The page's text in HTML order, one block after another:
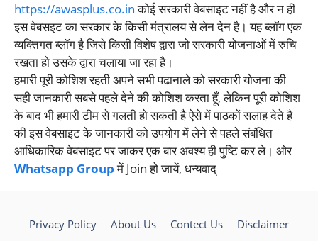
https://awasplus.co.inकोई सरकारी वेबसाइट नहीं है और न ही
इस वेबसइट का सरकार के किसी मंत्रालय से लेन देन है। यह ब्लॉग एक
व्यक्तिगत ब्लॉग है जिसे किसी विशेष द्वारा जो सरकारी योजनाओं में रुचि
रखता हो उसके द्वारा चलाया जा रहा है।
हमारी पूरी कोशिश रहती अपने सभी पढानाले को सरकारी योजना की
सही जानकारी सबसे पहले देने की कोशिश करता हूँ, लेकिन पूरी कोशिश
के बाद भी हमारी टीम से गलती हो सकती है ऐसे में पाठकों सलाह देते है
की इस वेबसाइट के जानकारी को उपयोग में लेने से पहले संबंधित
आधिकारिक वेबसाइट पर जाकर एक बार अवश्य ही पुष्टि कर ले। ओर
Whatsapp Groupमें Join हो जायें, धन्यवाद्
Privacy Policy About Us Contect Us
Disclaimer